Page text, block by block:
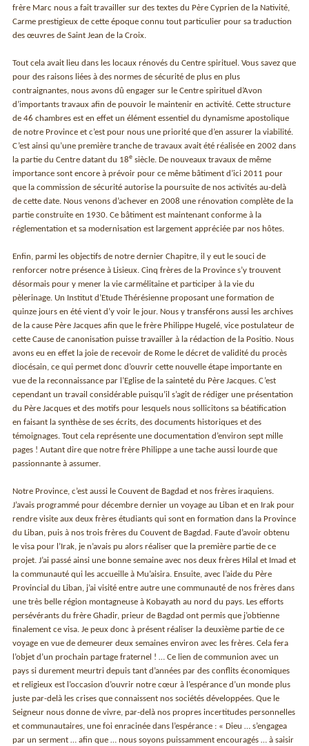
frère Marc nous a fait travailler sur des textes du Père Cyprien de la Nativité,
Carme prestigieux de cette époque connu tout particulier pour sa traduction
des œuvres de Saint Jean de la Croix.
Tout cela avait lieu dans les locaux rénovés du Centre spirituel. Vous savez que
pour des raisons liées à des normes de sécurité de plus en plus
contraignantes, nous avons dû engager sur le Centre spirituel d’Avon
d’importants travaux afin de pouvoir le maintenir en activité. Cette structure
de 46 chambres est en effet un élément essentiel du dynamisme apostolique
de notre Province et c’est pour nous une priorité que d’en assurer la viabilité.
C’est ainsi qu’une première tranche de travaux avait été réalisée en 2002 dans
la partie du Centre datant du 18e siècle. De nouveaux travaux de même
importance sont encore à prévoir pour ce même bâtiment d’ici 2011 pour
que la commission de sécurité autorise la poursuite de nos activités au-delà
de cette date. Nous venons d’achever en 2008 une rénovation complète de la
partie construite en 1930. Ce bâtiment est maintenant conforme à la
réglementation et sa modernisation est largement appréciée par nos hôtes.
Enfin, parmi les objectifs de notre dernier Chapitre, il y eut le souci de
renforcer notre présence à Lisieux. Cinq frères de la Province s’y trouvent
désormais pour y mener la vie carmélitaine et participer à la vie du
pèlerinage. Un Institut d’Etude Thérésienne proposant une formation de
quinze jours en été vient d’y voir le jour. Nous y transférons aussi les archives
de la cause Père Jacques afin que le frère Philippe Hugelé, vice postulateur de
cette Cause de canonisation puisse travailler à la rédaction de la Positio. Nous
avons eu en effet la joie de recevoir de Rome le décret de validité du procès
diocésain, ce qui permet donc d’ouvrir cette nouvelle étape importante en
vue de la reconnaissance par l’Eglise de la sainteté du Père Jacques. C’est
cependant un travail considérable puisqu’il s’agit de rédiger une présentation
du Père Jacques et des motifs pour lesquels nous sollicitons sa béatification
en faisant la synthèse de ses écrits, des documents historiques et des
témoignages. Tout cela représente une documentation d’environ sept mille
pages ! Autant dire que notre frère Philippe a une tache aussi lourde que
passionnante à assumer.
Notre Province, c’est aussi le Couvent de Bagdad et nos frères iraquiens.
J’avais programmé pour décembre dernier un voyage au Liban et en Irak pour
rendre visite aux deux frères étudiants qui sont en formation dans la Province
du Liban, puis à nos trois frères du Couvent de Bagdad. Faute d’avoir obtenu
le visa pour l’Irak, je n’avais pu alors réaliser que la première partie de ce
projet. J’ai passé ainsi une bonne semaine avec nos deux frères Hilal et Imad et
la communauté qui les accueille à Mu’aisira. Ensuite, avec l’aide du Père
Provincial du Liban, j’ai visité entre autre une communauté de nos frères dans
une très belle région montagneuse à Kobayath au nord du pays. Les efforts
persévérants du frère Ghadir, prieur de Bagdad ont permis que j’obtienne
finalement ce visa. Je peux donc à présent réaliser la deuxième partie de ce
voyage en vue de demeurer deux semaines environ avec les frères. Cela fera
l’objet d’un prochain partage fraternel ! … Ce lien de communion avec un
pays si durement meurtri depuis tant d’années par des conflits économiques
et religieux est l’occasion d’ouvrir notre cœur à l’espérance d’un monde plus
juste par-delà les crises que connaissent nos sociétés développées. Que le
Seigneur nous donne de vivre, par-delà nos propres incertitudes personnelles
et communautaires, une foi enracinée dans l’espérance : « Dieu … s’engagea
par un serment … afin que … nous soyons puissamment encouragés … à saisir